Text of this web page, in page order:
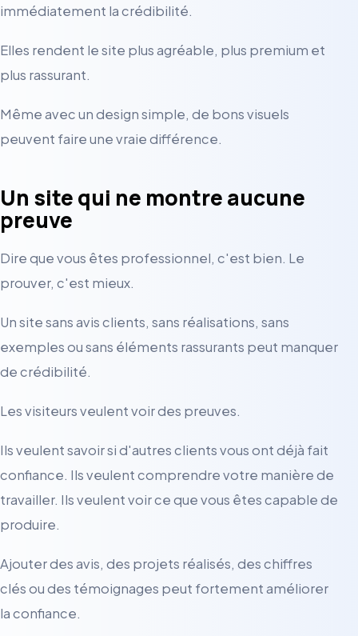
immédiatement la crédibilité.
Elles rendent le site plus agréable, plus premium et
plus rassurant.
Même avec un design simple, de bons visuels
peuvent faire une vraie différence.
Un site qui ne montre aucune
preuve
Dire que vous êtes professionnel, c'est bien. Le
prouver, c'est mieux.
Un site sans avis clients, sans réalisations, sans
exemples ou sans éléments rassurants peut manquer
de crédibilité.
Les visiteurs veulent voir des preuves.
Ils veulent savoir si d'autres clients vous ont déjà fait
confiance. Ils veulent comprendre votre manière de
travailler. Ils veulent voir ce que vous êtes capable de
produire.
Ajouter des avis, des projets réalisés, des chiffres
clés ou des témoignages peut fortement améliorer
la confiance.